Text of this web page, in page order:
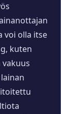
voi olla itse
kuten